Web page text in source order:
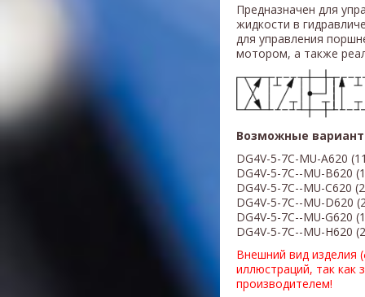
Предназначен для
жидкости в
для управления
мотором, а также
Возможные
DG4V-5-7С-MU-A620 (
DG4V-5-7С--MU-B620 (
DG4V-5-7С--MU-C620 (
DG4V-5-7С--MU-D620 (
DG4V-5-7С--MU-G620
DG4V-5-7С--MU-H620
Внешний вид изделия
иллюстраций, так как
производителем!